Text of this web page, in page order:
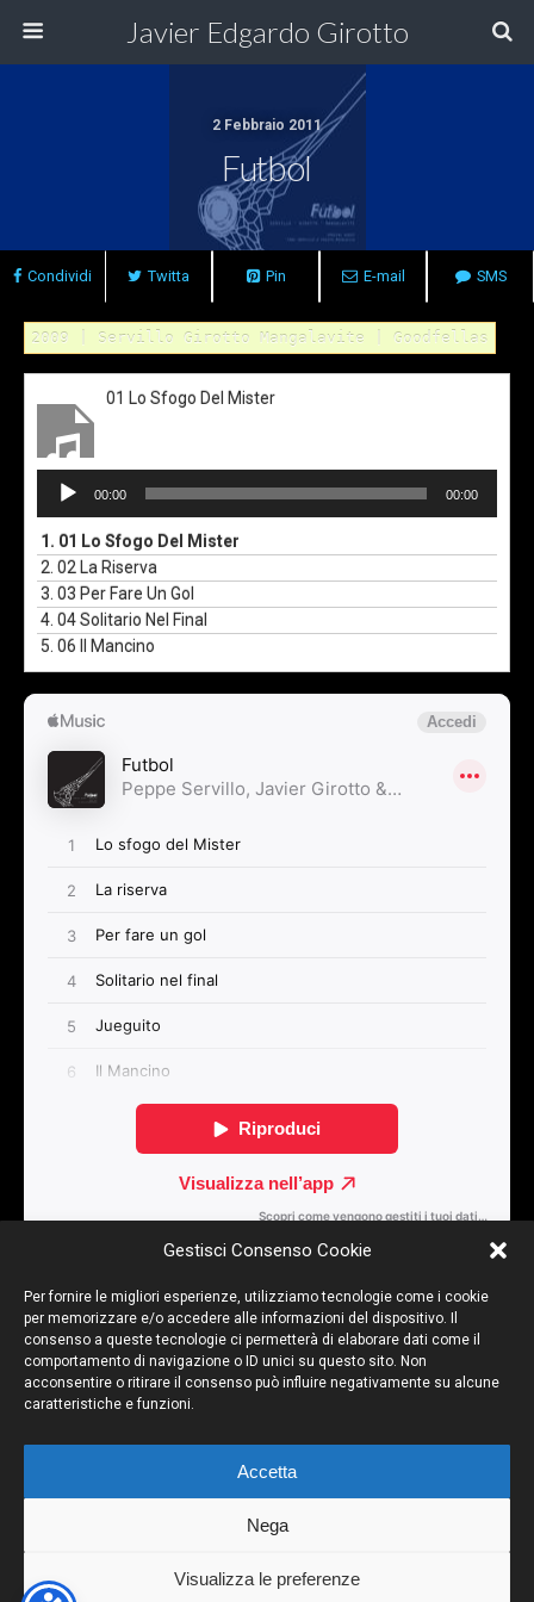
Gestisci Consenso Cookie
Per fornire le migliori esperienze, utilizziamo tecnologie come i cookie
per memorizzare e/o accedere alle informazioni del dispositivo. Il
consenso a queste tecnologie ci permetterà di elaborare dati come il
comportamento di navigazione o ID unici su questo sito. Non
acconsentire o ritirare il consenso può influire negativamente su alcune
caratteristiche e funzioni.
Accetta
Nega
Visualizza le preferenze
Javier Edgardo Girotto
2 Febbraio 2011
Futbol
Condividi Twitta Pin E-mail SMS
2009 | Servillo Girotto Mangalavite | Goodfellas
01 Lo Sfogo Del Mister
Audio
Player
00:00 00:00
1. 01 Lo Sfogo Del Mister
2. 02 La Riserva
3. 03 Per Fare Un Gol
4. 04 Solitario Nel Final
5. 06 Il Mancino
Articolo Precedente
SUIX
Articolo Successivo
Torna su
Dispositivo Portatile